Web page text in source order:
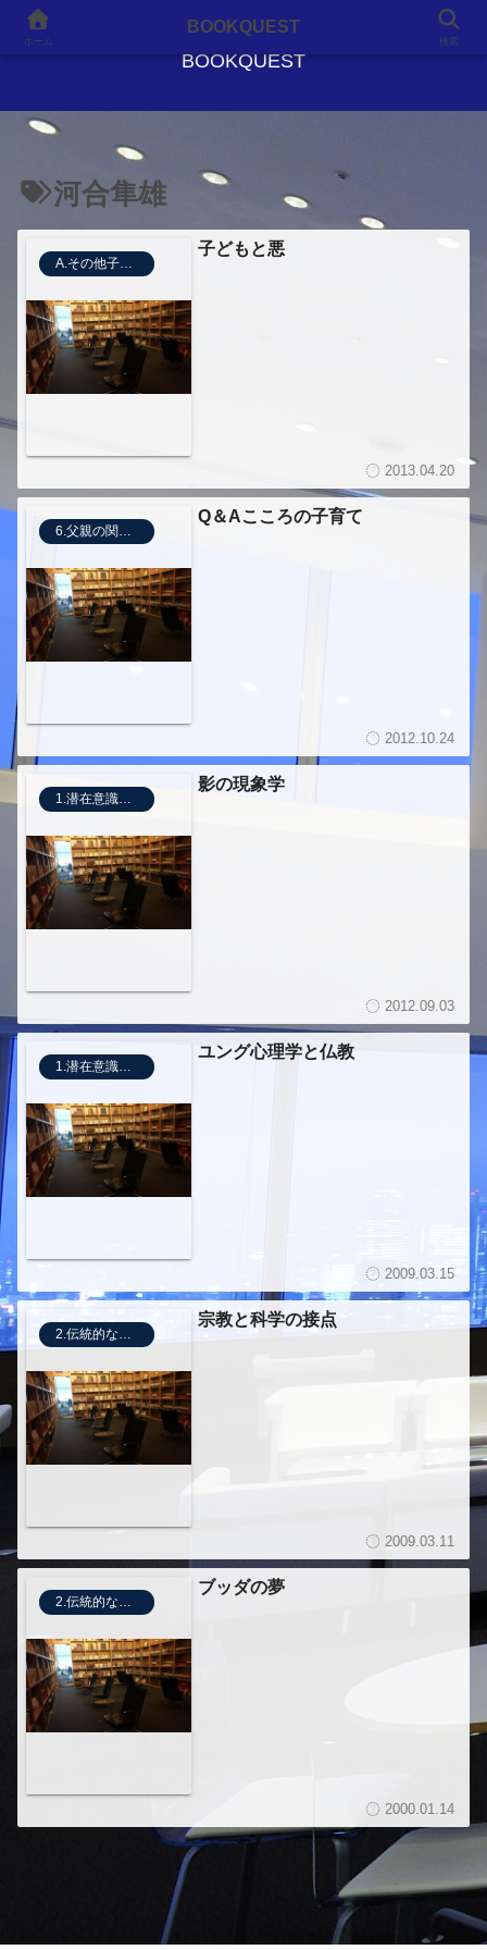
BOOKQUEST
河合隼雄
A.その他子どもの心
子どもと悪
2013.04.20
6.父親の関わり方
Q＆Aこころの子育て
2012.10.24
1.潜在意識の活用法
影の現象学
2012.09.03
1.潜在意識の活用法
ユング心理学と仏教
2009.03.15
2.伝統的な瞑想法
宗教と科学の接点
2009.03.11
2.伝統的な瞑想法
ブッダの夢
2000.01.14
ホーム
BOOKQUEST
検索